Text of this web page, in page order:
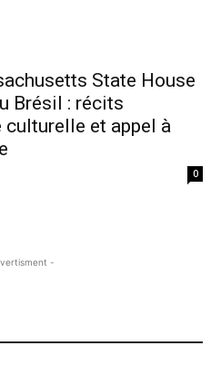
State House
Brésil : récits
culturelle et appel à
0
-